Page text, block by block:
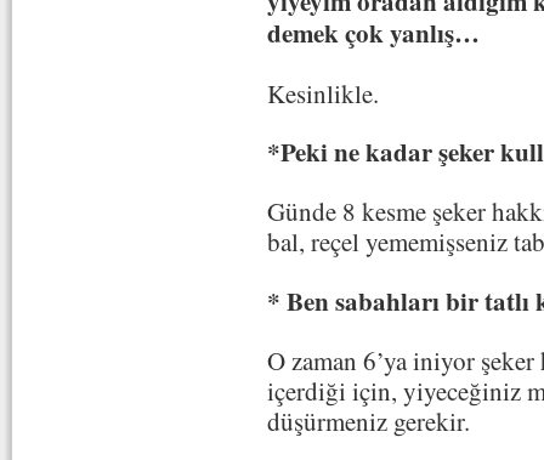
demek çok yanlış…
Kesinlikle.
*Peki ne kadar şeker
Günde 8 kesme şeker
bal, reçel yememişseniz
* Ben sabahları bir
O zaman 6’ya iniyor
içerdiği için, yiyeceğiniz
düşürmeniz gerekir.